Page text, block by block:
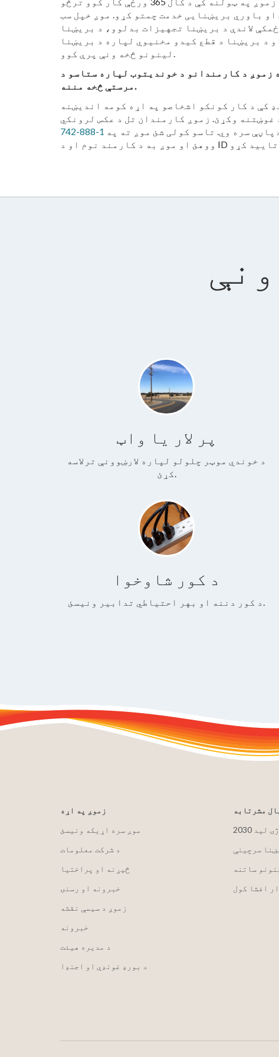
او باوري بریښنایی خدمت چمتو کړو. موږ خپل سب
لاندې د بریښنا تجهیزات بدلوو، د بریښنا
د بریښنا د قطع کیدو مخنیوي لپاره د بریښنا
لینونو څخه ونې پرې کوو.
زموږ د کارمندانو د خوندیتوب لپاره ستاسو د
مرستې څخه مننه.
کې د کار کونکو اشخاصو په اړه کومه اندیښنه
غوښتنه وکړئ. زموږ کارمندان تل د عکس لرونکي
سره وي. تاسو کولی شئ موږ ته په
پر لار یا واټ
د خوندي موټر چلولو لپاره لارښوونې ترلاسه
د کور شاوخوا
زموږ په اړه
موږ سره اړیکه ونیسئ
د شرکت معلومات
څیړنه او پراختیا
خبرونه او رسنۍ
زموږ د سیمې نقشه
خبرونه
د مدیره هیئت
د بورډ غونډې او اجنډا
مشرتابه
لید
سرچینې
ساتنه
افشا کول